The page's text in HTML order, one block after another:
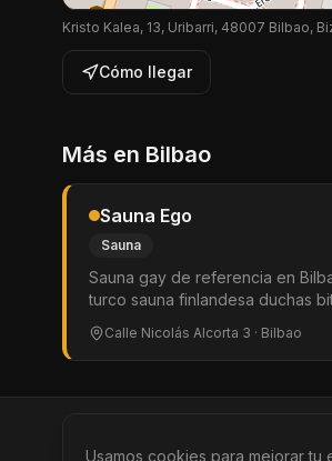
Kristo Kalea, 13, Uribarri, 48007 Bilbao,
Cómo llegar
Más en Bilbao
Sauna Ego
Sauna
Sauna gay de referencia en
turco sauna finlandesa duchas
amplio zona hard glory holes
cuarto oscuro solarium internet
gratuito de preservativos y
Calle Nicolás Alcorta 3 · Bilbao
© BEARinSPAIN. All rights
Usamos cookies para mejorar tu